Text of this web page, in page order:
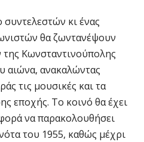
συντελεστών κι ένας
θα ζωντανέψουν
Κωνσταντινούπολης
αιώνα, ανακαλώντας
τις μουσικές και τα
εποχής. Το κοινό θα έχει
να παρακολουθήσει
του 1955, καθώς μέχρι